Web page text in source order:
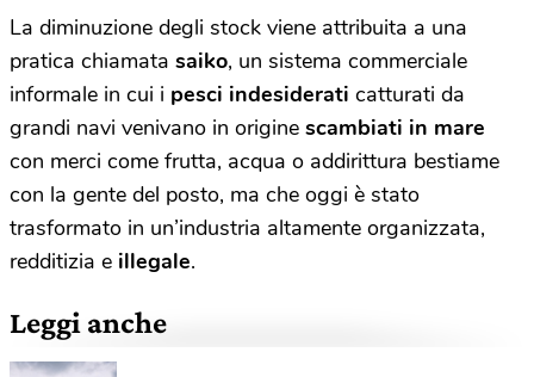
La diminuzione degli stock viene attribuita a una
pratica chiamata saiko, un sistema commerciale
informale in cui i pesci indesiderati catturati da
grandi navi venivano in origine scambiati in mare
con merci come frutta, acqua o addirittura bestiame
con la gente del posto, ma che oggi è stato
trasformato in un’industria altamente organizzata,
redditizia e illegale.
Leggi anche